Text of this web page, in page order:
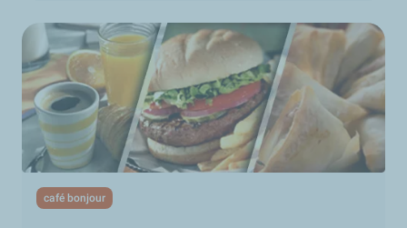
café bonjour